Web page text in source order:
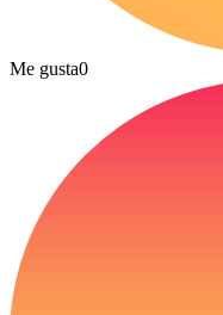
Me gusta0